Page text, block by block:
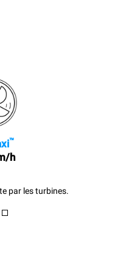
™
h
par les turbines.